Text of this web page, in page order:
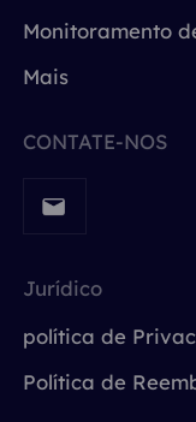
Monitoramento
Mais
CONTATE-NOS
Jurídico
política de
Política de